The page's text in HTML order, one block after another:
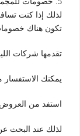
لذلك إذا كنت
تكون هناك
تقدمها شركات
يمكنك الاستفسار
استفد من
لذلك عند البحث